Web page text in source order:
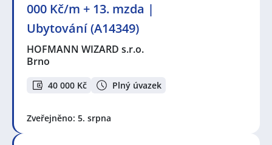
000 Kč/m + 13. mzda |
Ubytování (A14349)
HOFMANN WIZARD s.r.o.
Brno
40 000 Kč Plný úvazek
Zveřejněno: 5. srpna